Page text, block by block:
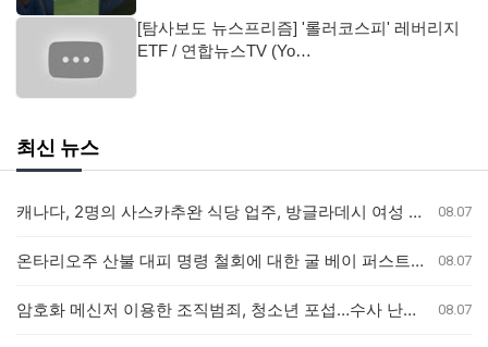
[탐사보도 뉴스프리즘] '롤러코스피' 레버리지
ETF / 연합뉴스TV (Yo…
최신 뉴스
캐나다, 2명의 사스카추완 식당 업주, 방글라데시 여성 인신매매 유죄 판결 08.07
온타리오주 산불 대피 명령 철회에 대한 굴 베이 퍼스트 네이션의 강력 반발 08.07
암호화 메신저 이용한 조직범죄, 청소년 포섭…수사 난항 예고 08.07